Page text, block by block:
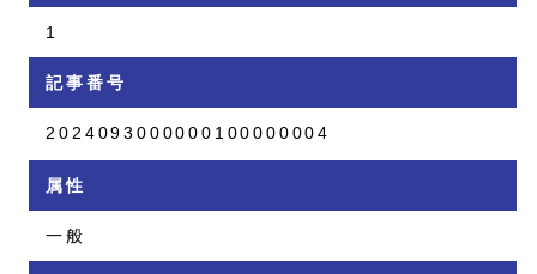
1
記事番号
2024093000000100000004
属性
一般